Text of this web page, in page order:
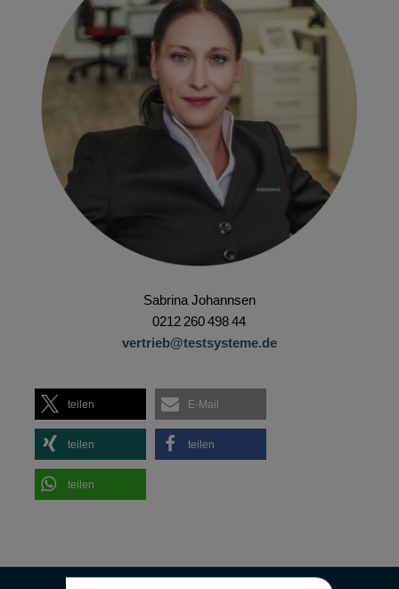
Sabrina Johannsen
0212 260 498 44
vertrieb@testsysteme.de
teilen E-Mail
teilen teilen
teilen